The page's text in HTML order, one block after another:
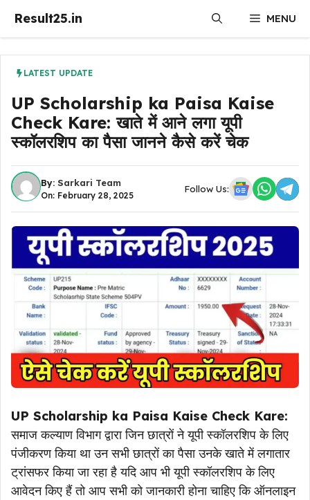
Result25.in MENU
LATEST UPDATE
UP Scholarship ka Paisa Kaise
Check Kare: खाते में आने लगा यूपी
स्कॉलरशिप का पैसा जानने कैसे करें चेक
By: Sarkari Team
On: February 28, 2025
Follow Us:
UP Scholarship ka Paisa Kaise Check Kare:
समाज कल्याण विभाग द्वारा जिन छात्रों ने यूपी स्कॉलरशिप के लिए
पंजीकरण किया था उन सभी छात्रों का पैसा उनके खाते में लगातार
ट्रांसफर किया जा रहा है यदि आप भी यूपी स्कॉलरशिप के लिए
आवेदन किए हैं तो आप सभी को जानकारी होना चाहिए कि ऑनलाइन